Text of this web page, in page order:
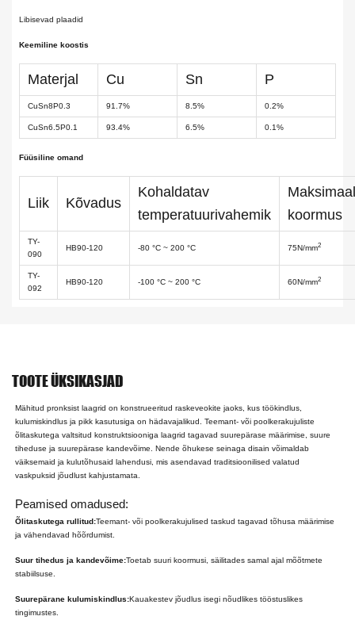
Libisevad plaadid
Keemiline koostis
Materjal Cu Sn P
CuSn8P0.3 91.7% 8.5% 0.2%
CuSn6.5P0.1 93.4% 6.5% 0.1%
Füüsiline omand
Liik Kõvadus
Kohaldatav
temperatuurivahemik
koormus
TY-
090
HB90-120 -80 °C ~ 200 °C 75N/mm2
TY-
092
HB90-120 -100 °C ~ 200 °C 60N/mm2
TOOTE ÜKSIKASJAD
Mähitud pronksist laagrid on konstrueeritud raskeveokite jaoks, kus töökindlus,
kulumiskindlus ja pikk kasutusiga on hädavajalikud. Teemant- või poolkerakujuliste
õlitaskutega valtsitud konstruktsiooniga laagrid tagavad suurepärase määrimise, suure
tiheduse ja suurepärase kandevõime. Nende õhukese seinaga disain võimaldab
väiksemaid ja kulutõhusaid lahendusi, mis asendavad traditsioonilised valatud
vaskpuksid jõudlust kahjustamata.
Peamised omadused:
Õlitaskutega rullitud:Teemant- või poolkerakujulised taskud tagavad tõhusa määrimise
ja vähendavad hõõrdumist.
Suur tihedus ja kandevõime:Toetab suuri koormusi, säilitades samal ajal mõõtmete
stabiilsuse.
Suurepärane kulumiskindlus:Kauakestev jõudlus isegi nõudlikes tööstuslikes
tingimustes.